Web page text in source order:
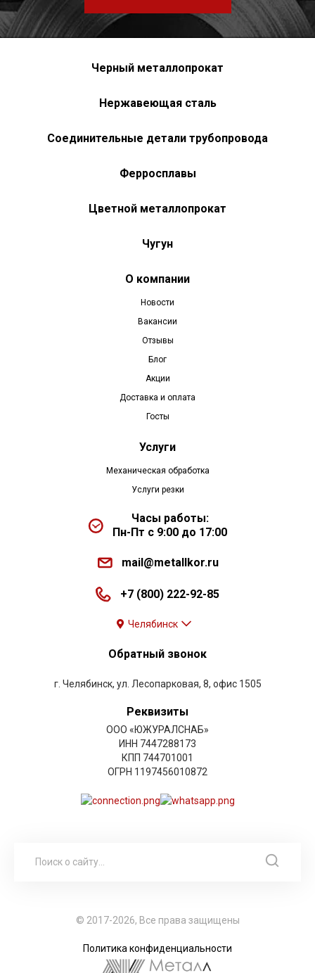
Черный металлопрокат
Нержавеющая сталь
Соединительные детали трубопровода
Ферросплавы
Цветной металлопрокат
Чугун
О компании
Новости
Вакансии
Отзывы
Блог
Акции
Доставка и оплата
Госты
Услуги
Механическая обработка
Услуги резки
Часы работы:
Пн-Пт с 9:00 до 17:00
mail@metallkor.ru
+7 (800) 222-92-85
Челябинск
Обратный звонок
г. Челябинск, ул. Лесопарковая, 8, офис 1505
Реквизиты
ООО «ЮЖУРАЛСНАБ»
ИНН 7447288173
КПП 744701001
ОГРН 1197456010872
© 2017-2026, Все права защищены
Политика конфиденциальности